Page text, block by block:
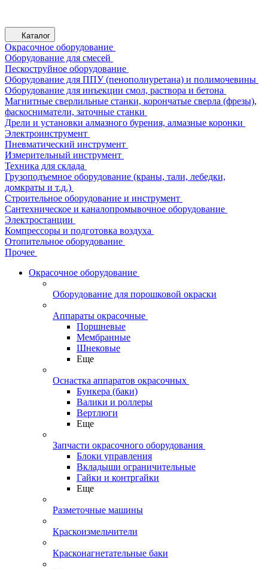
Каталог
Окрасочное оборудование
Оборудование для смесей
Пескоструйное оборудование
Оборудование для ППУ (пенополиуретана) и полимочевины
Оборудование для инъекции смол, раствора и бетона
Магнитные сверлильные станки, корончатые сверла (фрезы),
фаскосниматели, заточные станки
Дрели и установки алмазного бурения, алмазные коронки
Электроинструмент
Пневматический инструмент
Измерительный инструмент
Техника для склада
Грузоподъемное оборудование (краны, тали, лебедки,
домкраты и т.д.)
Строительное оборудование и инструмент
Сантехническое и каналопромывочное оборудование
Электростанции
Компрессоры и подготовка воздуха
Отопительное оборудование
Прочее
Окрасочное оборудование
Оборудование для порошковой окраски
Аппараты окрасочные
Поршневые
Мембранные
Шнековые
Еще
Оснастка аппаратов окрасочных
Бункера (баки)
Валики и роллеры
Вертлюги
Еще
Запчасти окрасочного оборудования
Блоки управления
Вкладыши ограничительные
Гайки и контргайки
Еще
Разметочные машины
Краскоизмельчители
Красконагнетательные баки